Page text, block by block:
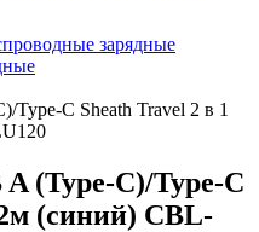
зарядные
Type-C Sheath Travel 2 в 1
(Type-C)/Type-C
(синий) CBL-